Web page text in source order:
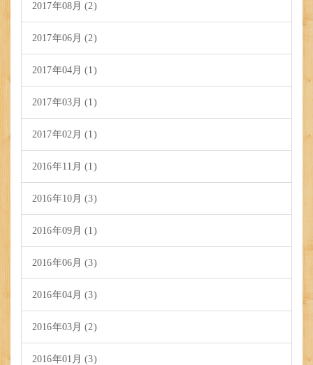
2017年08月 (2)
2017年06月 (2)
2017年04月 (1)
2017年03月 (1)
2017年02月 (1)
2016年11月 (1)
2016年10月 (3)
2016年09月 (1)
2016年06月 (3)
2016年04月 (3)
2016年03月 (2)
2016年01月 (3)